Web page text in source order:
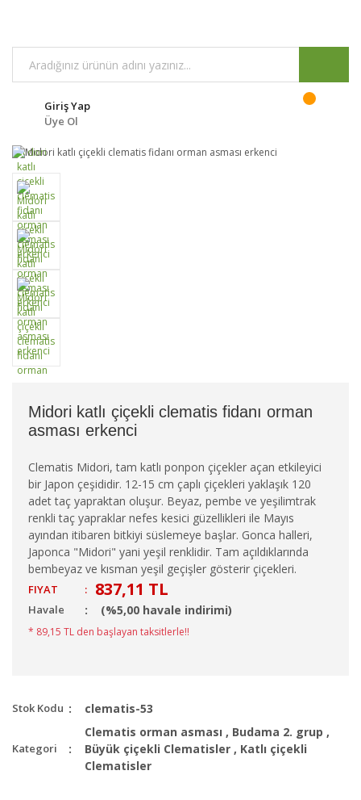
Giriş Yap
Üye Ol
Midori katlı çiçekli clematis fidanı orman
asması erkenci
Clematis Midori, tam katlı ponpon çiçekler açan etkileyici
bir Japon çeşididir. 12-15 cm çaplı çiçekleri yaklaşık 120
adet taç yapraktan oluşur. Beyaz, pembe ve yeşilimtrak
renkli taç yapraklar nefes kesici güzellikleri ile Mayıs
ayından itibaren bitkiyi süslemeye başlar. Gonca halleri,
Japonca "Midori" yani yeşil renklidir. Tam açıldıklarında
bembeyaz ve kısman yeşil geçişler gösterir çiçekleri.
FIYAT : 837,11 TL
Havale (%5,00 havale indirimi)
* 89,15 TL den başlayan taksitlerle!!
Stok Kodu clematis-53
Kategori
Clematis orman asması , Budama 2. grup ,
Büyük çiçekli Clematisler , Katlı çiçekli
Clematisler